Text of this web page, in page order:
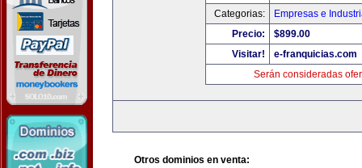
Categorias:
Empresas e
Precio:
$899.00
Visitar!
e-franquicias.com
Serán consideradas
Otros dominios en venta: